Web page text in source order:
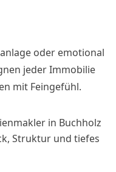
oder emotional
jeder Immobilie
mit Feingefühl.
in Buchholz
Struktur und tiefes